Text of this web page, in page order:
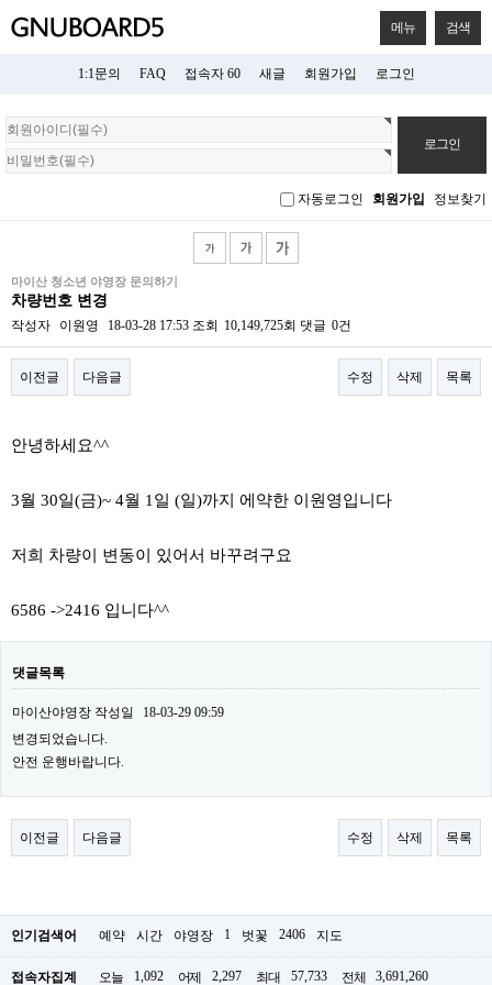
메뉴 검색
1:1문의 FAQ 접속자 60 새글 회원가입 로그인
회
원
로
자동로그인 회원가입 정보찾기
마이산 청소년 야영장 문의하기
차량번호 변경
작성자 이원영 18-03-28 17:53 조회 10,149,725회 댓글 0건
이전글 다음글 수정 삭제 목록
안녕하세요^^
3월 30일(금)~ 4월 1일 (일)까지 에약한 이원영입니다
저희 차량이 변동이 있어서 바꾸려구요
6586 ->2416 입니다^^
댓글목록
마이산야영장 작성일
18-03-29 09:59
변경되었습니다.
안전 운행바랍니다.
이전글 다음글 수정 삭제 목록
인기검색어 예약 시간 야영장 1 벗꽃 2406 지도
접속자집계 오늘 1,092 어제 2,297 최대 57,733 전체 3,691,260